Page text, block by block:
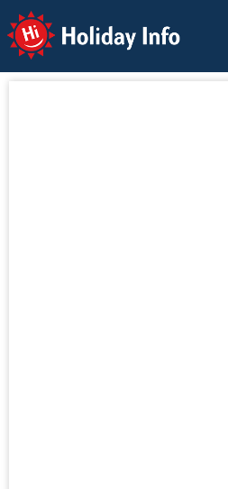
Holiday Info